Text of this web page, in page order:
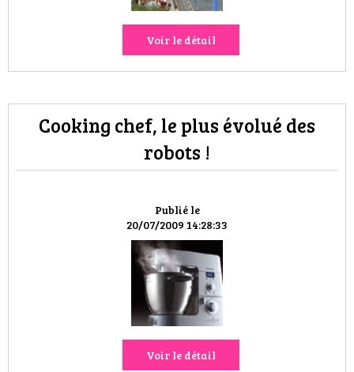
Voir le détail
Publié le
20/07/2009 14:28:33
Cooking chef, le plus évolué des
robots !
Voir le détail